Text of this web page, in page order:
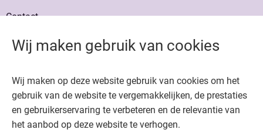
Wij maken gebruik van cookies
Wij maken op deze website gebruik van cookies om het
gebruik van de website te vergemakkelijken, de prestaties
en gebruikerservaring te verbeteren en de relevantie van
het aanbod op deze website te verhogen.
Contact
Colofon